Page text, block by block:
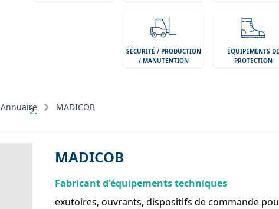
SÉCURITÉ / PRODUCTION
/ MANUTENTION
ÉQUIPEMENTS DE
PROTECTION
Annuaire MADICOB
MADICOB
Fabricant d'équipements techniques
exutoires, ouvrants, dispositifs de commande